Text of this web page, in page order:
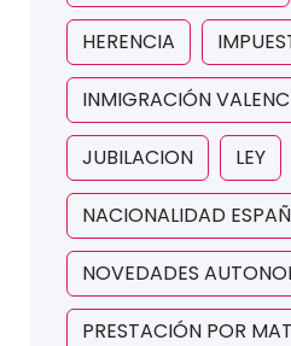
HERENCIA
INMIGRACIÓN
JUBILACION LEY
NACIONALIDAD
NOVEDADES
PRESTACIÓN POR